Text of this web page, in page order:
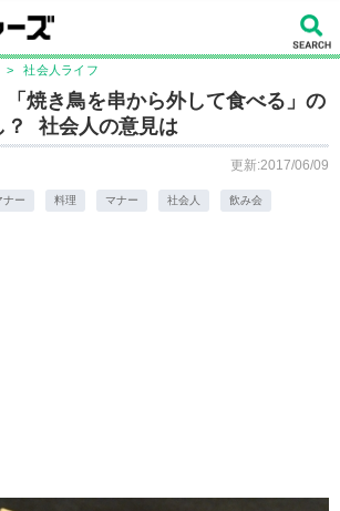
> 社会人ライフ
焼き鳥を串から外して食べる」の
社会人の意見は
更新:2017/06/09
ナー 料理 マナー 社会人 飲み会